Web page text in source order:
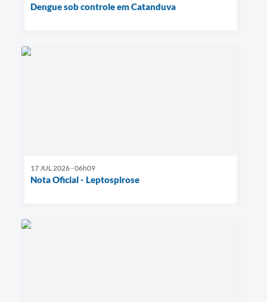
Dengue sob controle em Catanduva
17 JUL 2026 - 06h09
Nota Oficial - Leptospirose